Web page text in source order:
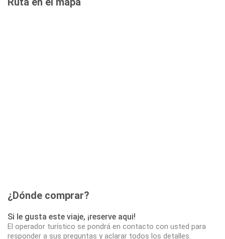
¿Dónde comprar?
Si le gusta este viaje, ¡reserve aqui!
El operador turístico se pondrá en contacto con usted para
responder a sus preguntas y aclarar todos los detalles.